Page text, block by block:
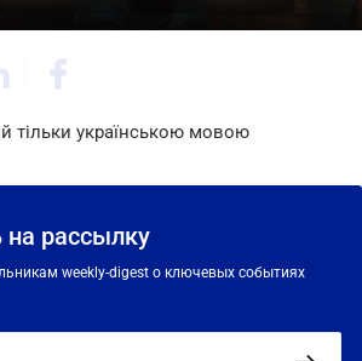
тільки українською мовою
рассылку
weekly-digest о ключевых событиях